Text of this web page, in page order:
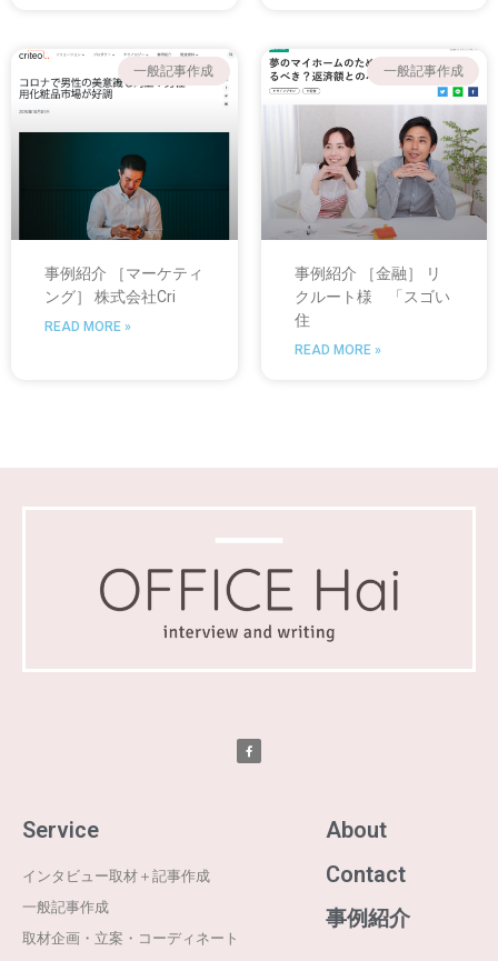
一般記事作成
事例紹介 ［マーケティ
ング］ 株式会社Cri
READ MORE »
一般記事作成
事例紹介 ［金融］ リ
クルート様 「スゴい
住
READ MORE »
Service
インタビュー取材＋記事作成
一般記事作成
取材企画・立案・コーディネート
About
Contact
事例紹介